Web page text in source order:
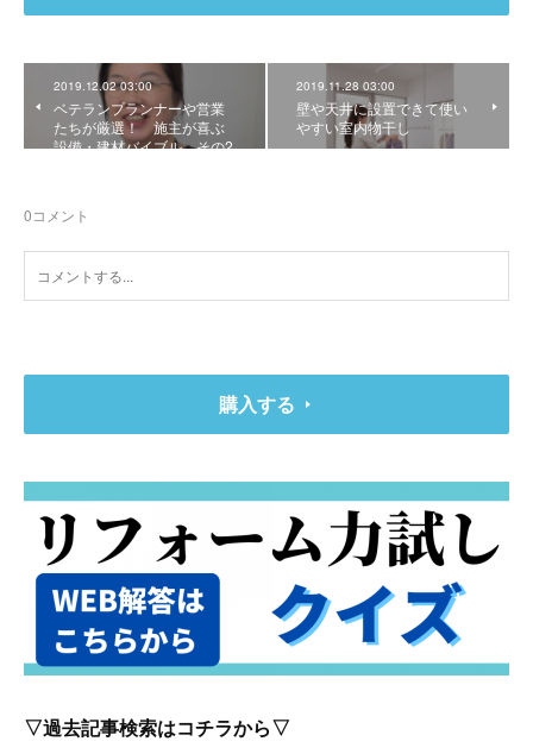
2019.12.02 03:00
ベテランプランナーや営業
たちが厳選！ 施主が喜ぶ
設備・建材バイブル その2
2019.11.28 03:00
壁や天井に設置できて使い
やすい室内物干し
0コメント
購入する
▽過去記事検索はコチラから▽